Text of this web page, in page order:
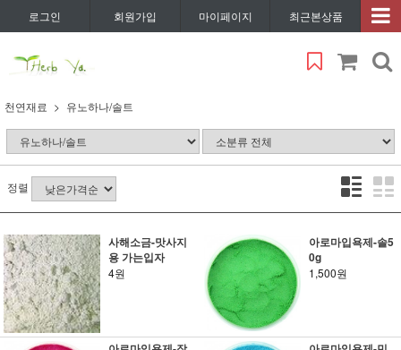
로그인 회원가입 마이페이지 최근본상품
천연재료 유노하나/솔트
정렬
사해소금-맛사지
용 가는입자
4원
아로마입욕제-솔5
0g
1,500원